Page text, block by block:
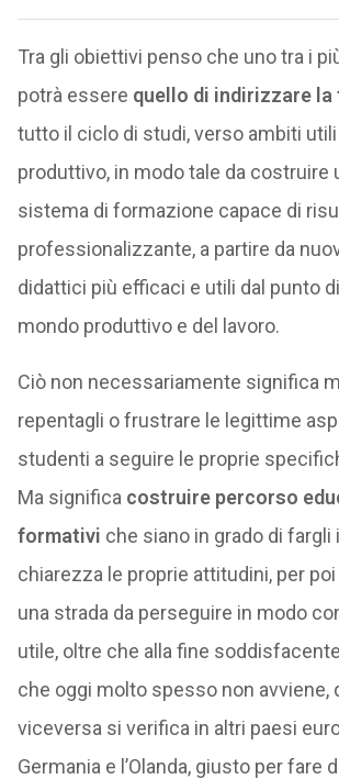
Tra gli obiettivi penso che uno tra i
potrà essere quello di indirizzare
tutto il ciclo di studi, verso ambiti
produttivo, in modo tale da costruire
sistema di formazione capace di
professionalizzante, a partire da
didattici più efficaci e utili dal punto
mondo produttivo e del lavoro.
Ciò non necessariamente significa
repentagli o frustrare le legittime
studenti a seguire le proprie
Ma significa costruire percorso
formativi che siano in grado di fargli
chiarezza le proprie attitudini, per
una strada da perseguire in modo
utile, oltre che alla fine
che oggi molto spesso non avviene,
viceversa si verifica in altri paesi
Germania e l’Olanda, giusto per fare